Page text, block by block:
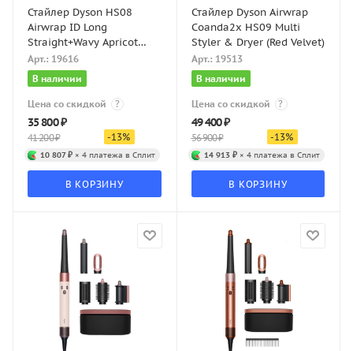
Стайлер Dyson HS08
Airwrap ID Long
Straight+Wavy Apricot
Topaz
Арт.: 19616
В наличии
Цена со скидкой ?
35 800₽
41 200₽ -13%
10 807 ₽ × 4 платежа в Сплит
В КОРЗИНУ
Стайлер Dyson Airwrap
Coanda2x HS09 Multi
Styler & Dryer (Red Velvet)
Арт.: 19513
В наличии
Цена со скидкой ?
49 400₽
56 900₽ -13%
14 913 ₽× 4 платежа в Сплит
В КОРЗИНУ